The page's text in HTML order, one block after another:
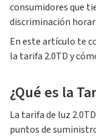
consumidores que
discriminación
En este artículo te
la tarifa 2.0TD y
¿Qué es la
La tarifa de luz
puntos de